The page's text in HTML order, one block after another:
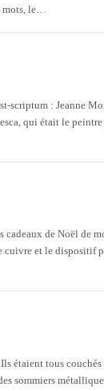
le…
: Jeanne
qui était le
cadeaux de Noël de
cuivre et le dispositif
étaient tous
sommiers